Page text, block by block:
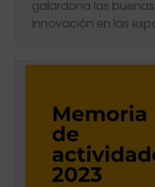
galardona las
innovación en las